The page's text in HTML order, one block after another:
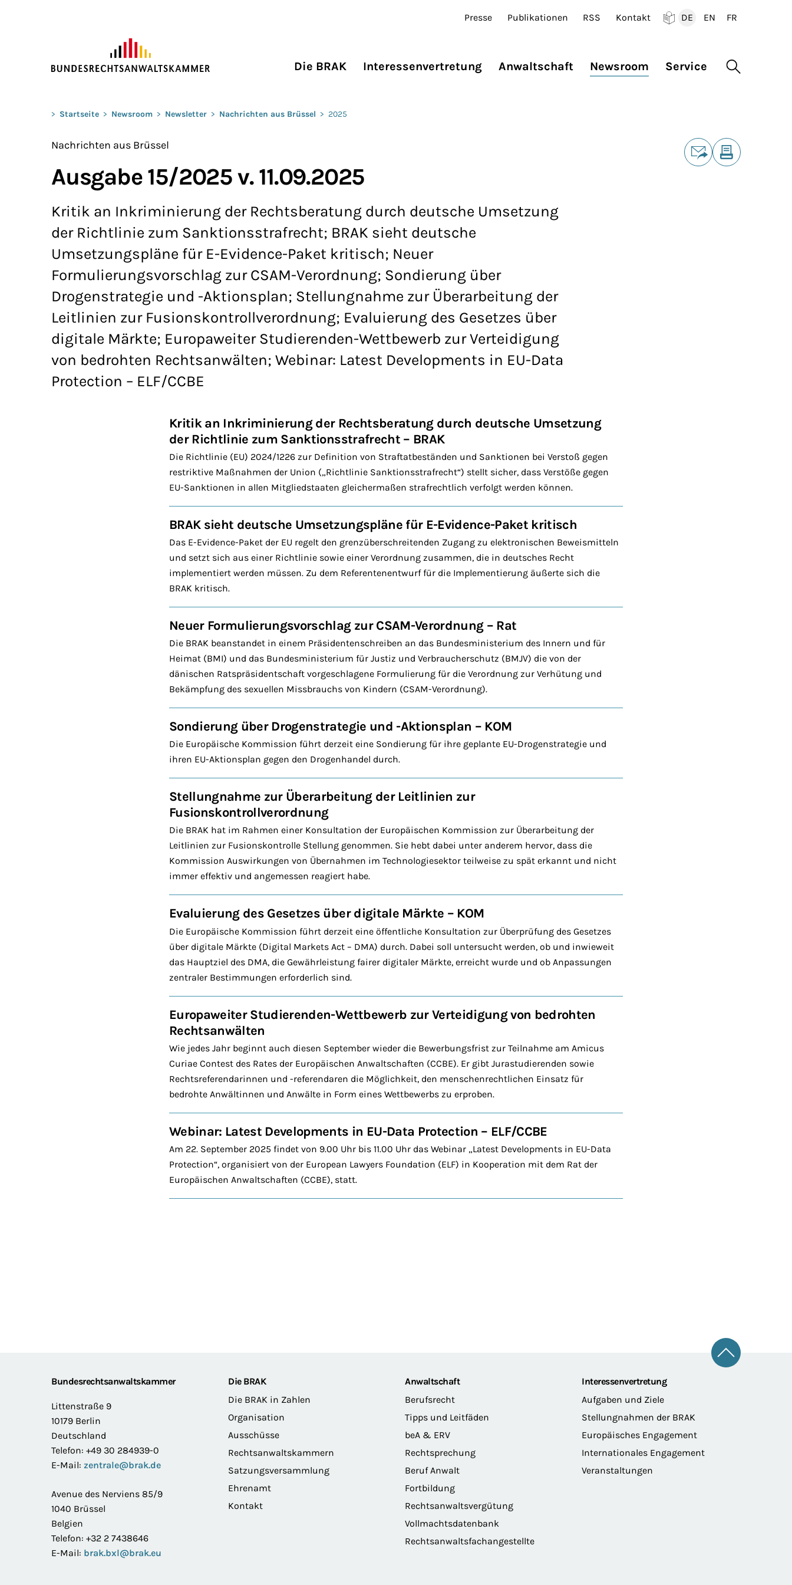
Presse Publikationen RSS Kontakt
DE
EN
FR
Die BRAK Interessenvertretung Anwaltschaft Newsroom Service Suche
Sie befinden sich hier:
> Startseite > Newsroom > Newsletter > Nachrichten aus Brüssel > 2025
Nachrichten aus Brüssel
Ausgabe 15/2025 v. 11.09.2025
Kritik an Inkriminierung der Rechtsberatung durch deutsche Umsetzung
der Richtlinie zum Sanktionsstrafrecht; BRAK sieht deutsche
Umsetzungspläne für E-Evidence-Paket kritisch; Neuer
Formulierungsvorschlag zur CSAM-Verordnung; Sondierung über
Drogenstrategie und -Aktionsplan; Stellungnahme zur Überarbeitung der
Leitlinien zur Fusionskontrollverordnung; Evaluierung des Gesetzes über
digitale Märkte; Europaweiter Studierenden-Wettbewerb zur Verteidigung
von bedrohten Rechtsanwälten; Webinar: Latest Developments in EU-Data
Protection – ELF/CCBE
Kritik an Inkriminierung der Rechtsberatung durch deutsche Umsetzung
der Richtlinie zum Sanktionsstrafrecht – BRAK
Die Richtlinie (EU) 2024/1226 zur Definition von Straftatbeständen und Sanktionen bei Verstoß gegen
restriktive Maßnahmen der Union („Richtlinie Sanktionsstrafrecht“) stellt sicher, dass Verstöße gegen
EU-Sanktionen in allen Mitgliedstaaten gleichermaßen strafrechtlich verfolgt werden können.
BRAK sieht deutsche Umsetzungspläne für E-Evidence-Paket kritisch
Das E-Evidence-Paket der EU regelt den grenzüberschreitenden Zugang zu elektronischen Beweismitteln
und setzt sich aus einer Richtlinie sowie einer Verordnung zusammen, die in deutsches Recht
implementiert werden müssen. Zu dem Referentenentwurf für die Implementierung äußerte sich die
BRAK kritisch.
Neuer Formulierungsvorschlag zur CSAM-Verordnung – Rat
Die BRAK beanstandet in einem Präsidentenschreiben an das Bundesministerium des Innern und für
Heimat (BMI) und das Bundesministerium für Justiz und Verbraucherschutz (BMJV) die von der
dänischen Ratspräsidentschaft vorgeschlagene Formulierung für die Verordnung zur Verhütung und
Bekämpfung des sexuellen Missbrauchs von Kindern (CSAM-Verordnung).
Sondierung über Drogenstrategie und -Aktionsplan – KOM
Die Europäische Kommission führt derzeit eine Sondierung für ihre geplante EU-Drogenstrategie und
ihren EU-Aktionsplan gegen den Drogenhandel durch.
Stellungnahme zur Überarbeitung der Leitlinien zur
Fusionskontrollverordnung
Die BRAK hat im Rahmen einer Konsultation der Europäischen Kommission zur Überarbeitung der
Leitlinien zur Fusionskontrolle Stellung genommen. Sie hebt dabei unter anderem hervor, dass die
Kommission Auswirkungen von Übernahmen im Technologiesektor teilweise zu spät erkannt und nicht
immer effektiv und angemessen reagiert habe.
Evaluierung des Gesetzes über digitale Märkte – KOM
Die Europäische Kommission führt derzeit eine öffentliche Konsultation zur Überprüfung des Gesetzes
über digitale Märkte (Digital Markets Act – DMA) durch. Dabei soll untersucht werden, ob und inwieweit
das Hauptziel des DMA, die Gewährleistung fairer digitaler Märkte, erreicht wurde und ob Anpassungen
zentraler Bestimmungen erforderlich sind.
Europaweiter Studierenden-Wettbewerb zur Verteidigung von bedrohten
Rechtsanwälten
Wie jedes Jahr beginnt auch diesen September wieder die Bewerbungsfrist zur Teilnahme am Amicus
Curiae Contest des Rates der Europäischen Anwaltschaften (CCBE). Er gibt Jurastudierenden sowie
Rechtsreferendarinnen und -referendaren die Möglichkeit, den menschenrechtlichen Einsatz für
bedrohte Anwältinnen und Anwälte in Form eines Wettbewerbs zu erproben.
Webinar: Latest Developments in EU-Data Protection – ELF/CCBE
Am 22. September 2025 findet von 9.00 Uhr bis 11.00 Uhr das Webinar „Latest Developments in EU-Data
Protection“, organisiert von der European Lawyers Foundation (ELF) in Kooperation mit dem Rat der
Europäischen Anwaltschaften (CCBE), statt.
Footer
Zum
Bundesrechtsanwaltskammer
Littenstraße 9
10179 Berlin
Deutschland
Telefon: +49 30 284939-0
E-Mail: zentrale@brak.de
Avenue des Nerviens 85/9
1040 Brüssel
Belgien
Telefon: +32 2 7438646
E-Mail: brak.bxl@brak.eu
Die BRAK
Die BRAK in Zahlen
Organisation
Ausschüsse
Rechtsanwaltskammern
Satzungsversammlung
Ehrenamt
Kontakt
Anwaltschaft
Berufsrecht
Tipps und Leitfäden
beA & ERV
Rechtsprechung
Beruf Anwalt
Fortbildung
Rechtsanwaltsvergütung
Vollmachtsdatenbank
Rechtsanwaltsfachangestellte
Interessenvertretung
Aufgaben und Ziele
Stellungnahmen der BRAK
Europäisches Engagement
Internationales Engagement
Veranstaltungen